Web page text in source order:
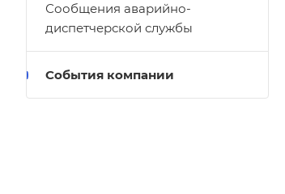
Сообщения аварийно-
диспетчерской службы
События компании